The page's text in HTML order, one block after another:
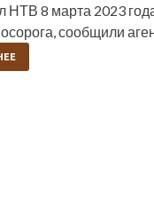
НТВ 8 марта 2023
сообщили